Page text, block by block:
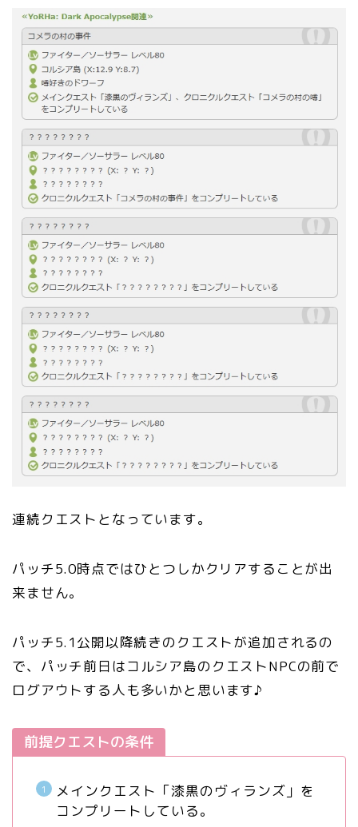
連続クエストとなっています。
パッチ5.0時点ではひとつしかクリアすることが出
来ません。
パッチ5.1公開以降続きのクエストが追加されるの
で、パッチ前日はコルシア島のクエストNPCの前で
ログアウトする人も多いかと思います♪
前提クエストの条件
メインクエスト「漆黒のヴィランズ」を
コンプリートしている。